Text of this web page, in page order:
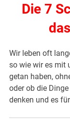
Die 7
Wir leben oft
so wie wir es mit
getan haben,
oder ob die
denken und es